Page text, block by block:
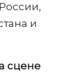
и
сцене